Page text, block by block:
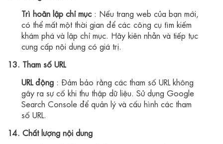
Trì hoãn lập chỉ mục : Nếu trang web của bạn mới,
có thể mất một thời gian để các công cụ tìm kiếm
khám phá và lập chỉ mục. Hãy kiên nhẫn và tiếp tục
cung cấp nội dung có giá trị.
13. Tham số URL
URL động : Đảm bảo rằng các tham số URL không
gây ra sự cố khi thu thập dữ liệu. Sử dụng Google
Search Console để quản lý và cấu hình các tham
số URL.
14. Chất lượng nội dung